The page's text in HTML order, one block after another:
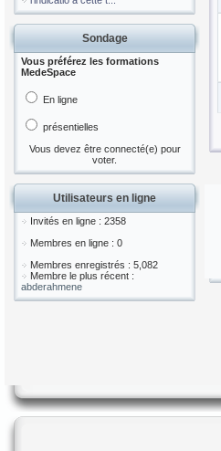
Sondage
Vous préférez les formations
MedeSpace
En ligne
présentielles
Vous devez être connecté(e) pour
voter.
Utilisateurs en ligne
Invités en ligne : 2358
Membres en ligne : 0
Membres enregistrés : 5,082
Membre le plus récent :
abderahmene